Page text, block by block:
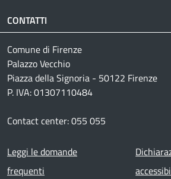
CONTATTI
Comune di Firenze
Palazzo Vecchio
Piazza della Signoria - 50122 Firenze
P. IVA: 01307110484
Contact center: 055 055
Footer menu
Leggi le domande
frequenti